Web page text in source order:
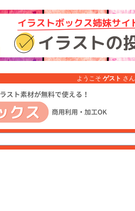
ようこそ ゲスト さん